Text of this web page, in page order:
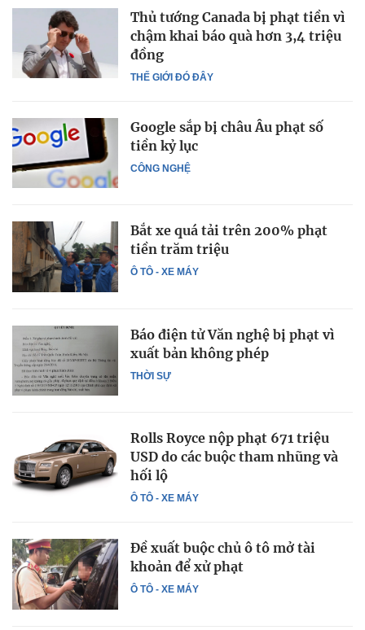
THẾ GIỚI ĐÓ ĐÂY
Thủ tướng Canada bị phạt tiền vì
chậm khai báo quà hơn 3,4 triệu
đồng
CÔNG NGHỆ
Google sắp bị châu Âu phạt số
tiền kỷ lục
Ô TÔ - XE MÁY
Bắt xe quá tải trên 200% phạt
tiền trăm triệu
THỜI SỰ
Báo điện tử Văn nghệ bị phạt vì
xuất bản không phép
Ô TÔ - XE MÁY
Rolls Royce nộp phạt 671 triệu
USD do các buộc tham nhũng và
hối lộ
Ô TÔ - XE MÁY
Đề xuất buộc chủ ô tô mở tài
khoản để xử phạt